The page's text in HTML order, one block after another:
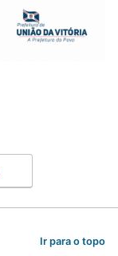
Ir para o topo